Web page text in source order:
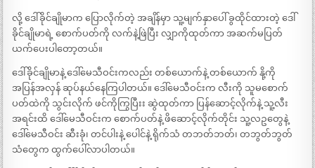
လို့ ဒေါ်ခိုင်ချိုမာက ပြောလိုက်တဲ့ အချိန်မှာ သူ့မျက်နှာပေါ် ခွထိုင်ထားတဲ့ ဒေါ်
ခိုင်ချိုမာရဲ့ စောက်ပတ်ကို လက်နဲ့ဖြဲပြီး လျှာကိုထုတ်ကာ အဆက်မပြတ်
ယက်ပေးပါတော့တယ်။
ဒေါ်ခိုင်ချိုမာနဲ့ ဒေါ်မေသီဝင်းကလည်း တစ်ယောက်နဲ့ တစ်ယောက် နို့ကို
အပြန်အလှန် ဆုပ်နယ်နေကြပါတယ်။ ဒေါ်မေသီဝင်းက လီးကို သူမစောက်
ပတ်ထဲကို သွင်းလိုက် ဖင်ကိုကြွပြီးး ဆွဲထုတ်ကာ ပြန်ဆောင့်လိုက်နဲ့ သူ့လီး
အရင်းထိ ဒေါ်မေသီဝင်းက စောက်ပတ်နဲ့ ဖိဆောင့်လိုက်တိုင်း သူ့လဥတွေနဲ့
ဒေါ်မေသီဝင်း ဆီးခုံ၊ တင်ပါးနဲ့ ပေါင်နဲ့ ရိုက်သံ တဘတ်ဘတ်၊ တဘွတ်ဘွတ်
သံတွေက ထွက်ပေါ်လာပါတယ်။